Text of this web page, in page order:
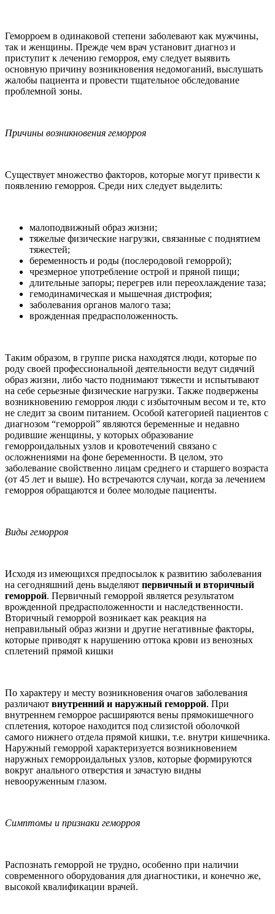
Геморроем в одинаковой степени заболевают как мужчины,
так и женщины. Прежде чем врач установит диагноз и
приступит к лечению геморроя, ему следует выявить
основную причину возникновения недомоганий, выслушать
жалобы пациента и провести тщательное обследование
проблемной зоны.
Причины возникновения геморроя
Существует множество факторов, которые могут привести к
появлению геморроя. Среди них следует выделить:
малоподвижный образ жизни;
тяжелые физические нагрузки, связанные с поднятием
тяжестей;
беременность и роды (послеродовой геморрой);
чрезмерное употребление острой и пряной пищи;
длительные запоры; перегрев или переохлаждение таза;
гемодинамическая и мышечная дистрофия;
заболевания органов малого таза;
врожденная предрасположенность.
Таким образом, в группе риска находятся люди, которые по
роду своей профессиональной деятельности ведут сидячий
образ жизни, либо часто поднимают тяжести и испытывают
на себе серьезные физические нагрузки. Также подвержены
возникновению геморроя люди с избыточным весом и те, кто
не следит за своим питанием. Особой категорией пациентов с
диагнозом “геморрой” являются беременные и недавно
родившие женщины, у которых образование
геморроидальных узлов и кровотечений связано с
осложнениями на фоне беременности. В целом, это
заболевание свойственно лицам среднего и старшего возраста
(от 45 лет и выше). Но встречаются случаи, когда за лечением
геморроя обращаются и более молодые пациенты.
Виды геморроя
Исходя из имеющихся предпосылок к развитию заболевания
на сегодняшний день выделяют первичный и вторичный
геморрой. Первичный геморрой является результатом
врожденной предрасположенности и наследственности.
Вторичный геморрой возникает как реакция на
неправильный образ жизни и другие негативные факторы,
которые приводят к нарушению оттока крови из венозных
сплетений прямой кишки
По характеру и месту возникновения очагов заболевания
различают внутренний и наружный геморрой. При
внутреннем геморрое расширяются вены прямокишечного
сплетения, которое находится под слизистой оболочкой
самого нижнего отдела прямой кишки, т.е. внутри кишечника.
Наружный геморрой характеризуется возникновением
наружных геморроидальных узлов, которые формируются
вокруг анального отверстия и зачастую видны
невооруженным глазом.
Симптомы и признаки геморроя
Распознать геморрой не трудно, особенно при наличии
современного оборудования для диагностики, и конечно же,
высокой квалификации врачей.